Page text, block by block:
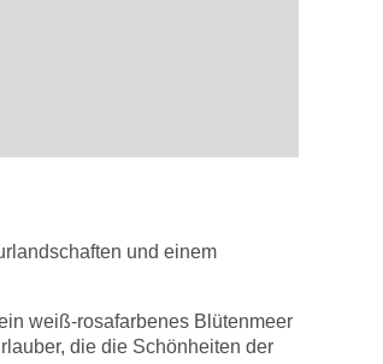
und einem
weiß-rosafarbenes Blütenmeer
die die Schönheiten der